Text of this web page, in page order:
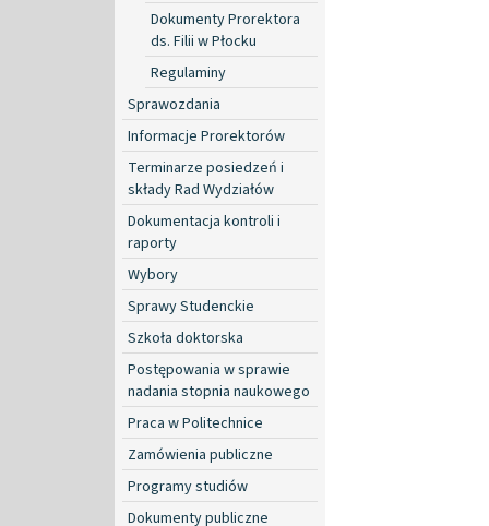
Dokumenty Prorektora
ds. Filii w Płocku
Regulaminy
Sprawozdania
Informacje Prorektorów
Terminarze posiedzeń i
składy Rad Wydziałów
Dokumentacja kontroli i
raporty
Wybory
Sprawy Studenckie
Szkoła doktorska
Postępowania w sprawie
nadania stopnia naukowego
Praca w Politechnice
Zamówienia publiczne
Programy studiów
Dokumenty publiczne